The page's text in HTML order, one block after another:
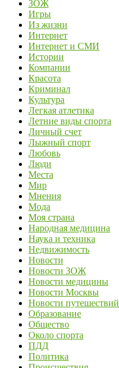
ЗОЖ
Игры
Из жизни
Интернет
Интернет и СМИ
Истории
Компании
Красота
Криминал
Культура
Легкая атлетика
Летние виды спорта
Личный счет
Лыжный спорт
Любовь
Люди
Места
Мир
Мнения
Мода
Моя страна
Народная медицина
Наука и техника
Недвижимость
Новости
Новости ЗОЖ
Новости медицины
Новости Москвы
Новости путешествий
Образование
Общество
Около спорта
ПДД
Политика